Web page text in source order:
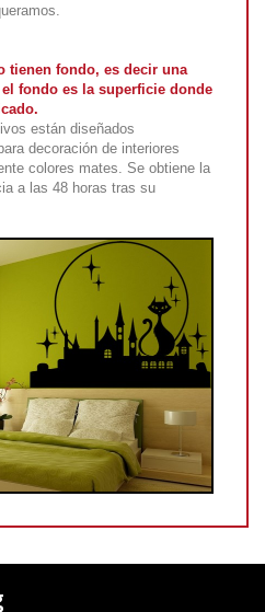
tienen fondo, es decir una
fondo es la superficie donde
están diseñados
decoración de interiores
colores mates. Se obtiene la
a las 48 horas tras su